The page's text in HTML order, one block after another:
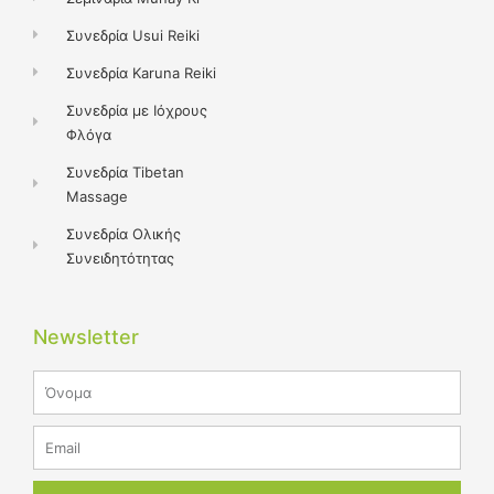
Συνεδρία Usui Reiki
Συνεδρία Karuna Reiki
Συνεδρία με Ιόχρους
Φλόγα
Συνεδρία Tibetan
Massage
Συνεδρία Ολικής
Συνειδητότητας
Newsletter